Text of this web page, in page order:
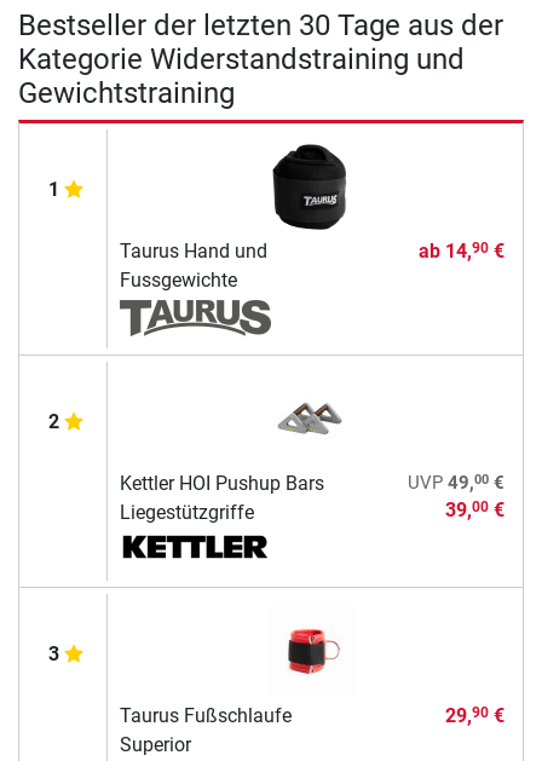
Bestseller der letzten 30 Tage aus der
Kategorie Widerstandstraining und
Gewichtstraining
1
Taurus Hand und
Fussgewichte
ab 14,90€
2
Kettler HOI Pushup Bars
Liegestützgriffe
UVP 49,00€
39,00€
3
Taurus Fußschlaufe
Superior
29,90€